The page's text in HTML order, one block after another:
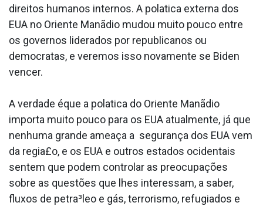
direitos humanos internos. A pola­tica externa dos
EUA no Oriente Manãdio mudou muito pouco entre
os governos liderados por republicanos ou
democratas, e veremos isso novamente se Biden
vencer.
A verdade éque a pola­tica do Oriente Manãdio
importa muito pouco para os EUA atualmente, já que
nenhuma grande ameaça a segurança dos EUA vem
da regia£o, e os EUA e outros estados ocidentais
sentem que podem controlar as preocupações
sobre as questões que lhes interessam, a saber,
fluxos de petra³leo e gás, terrorismo, refugiados e